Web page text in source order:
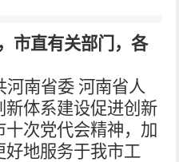
市直有关部门，各
河南省委 河南省人
新体系建设促进创新
次党代会精神，加
好地服务于我市工